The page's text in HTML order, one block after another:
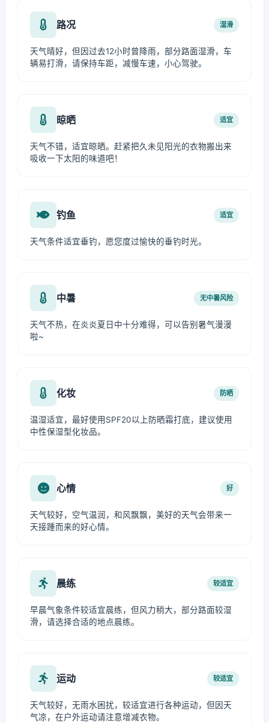
路况 湿滑
天气晴好，但因过去12小时曾降雨，部分路面湿滑，车
辆易打滑，请保持车距，减慢车速，小心驾驶。
晾晒 适宜
天气不错，适宜晾晒。赶紧把久未见阳光的衣物搬出来
吸收一下太阳的味道吧！
钓鱼 适宜
天气条件适宜垂钓，愿您度过愉快的垂钓时光。
中暑 无中暑风险
天气不热，在炎炎夏日中十分难得，可以告别暑气漫漫
啦~
化妆 防晒
温湿适宜，最好使用SPF20以上防晒霜打底，建议使用
中性保湿型化妆品。
心情 好
天气较好，空气温润，和风飘飘，美好的天气会带来一
天接踵而来的好心情。
晨练 较适宜
早晨气象条件较适宜晨练，但风力稍大，部分路面较湿
滑，请选择合适的地点晨练。
运动 较适宜
天气较好，无雨水困扰，较适宜进行各种运动，但因天
气凉，在户外运动请注意增减衣物。